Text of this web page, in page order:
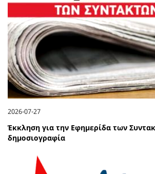
2026-07-27
Έκκληση για την Εφημερίδα των
δημοσιογραφία